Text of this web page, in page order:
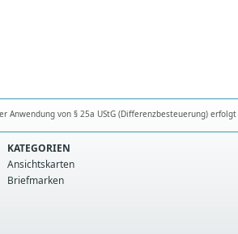
Anwendung von § 25a UStG (Differenzbesteuerung)
KATEGORIEN
Ansichtskarten
Briefmarken